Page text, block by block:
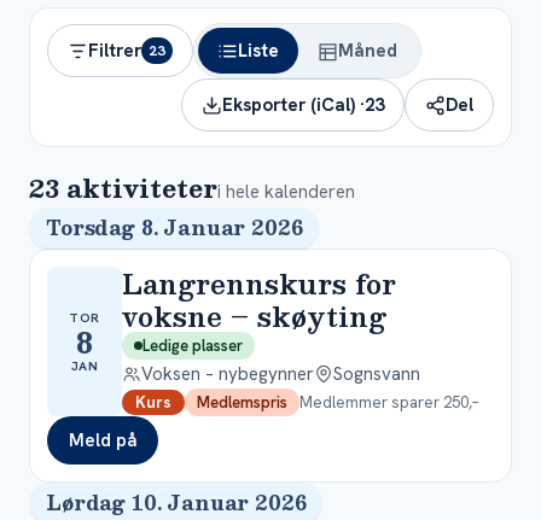
Filtrer 23 Liste Måned
Eksporter (iCal) ·23 Del
23 aktiviteteri hele kalenderen
Torsdag 8. Januar 2026
TOR
8
JAN
Langrennskurs for
voksne – skøyting
Ledige plasser
Voksen – nybegynner Sognsvann
Kurs Medlemspris Medlemmer sparer 250,–
Meld på
Lørdag 10. Januar 2026